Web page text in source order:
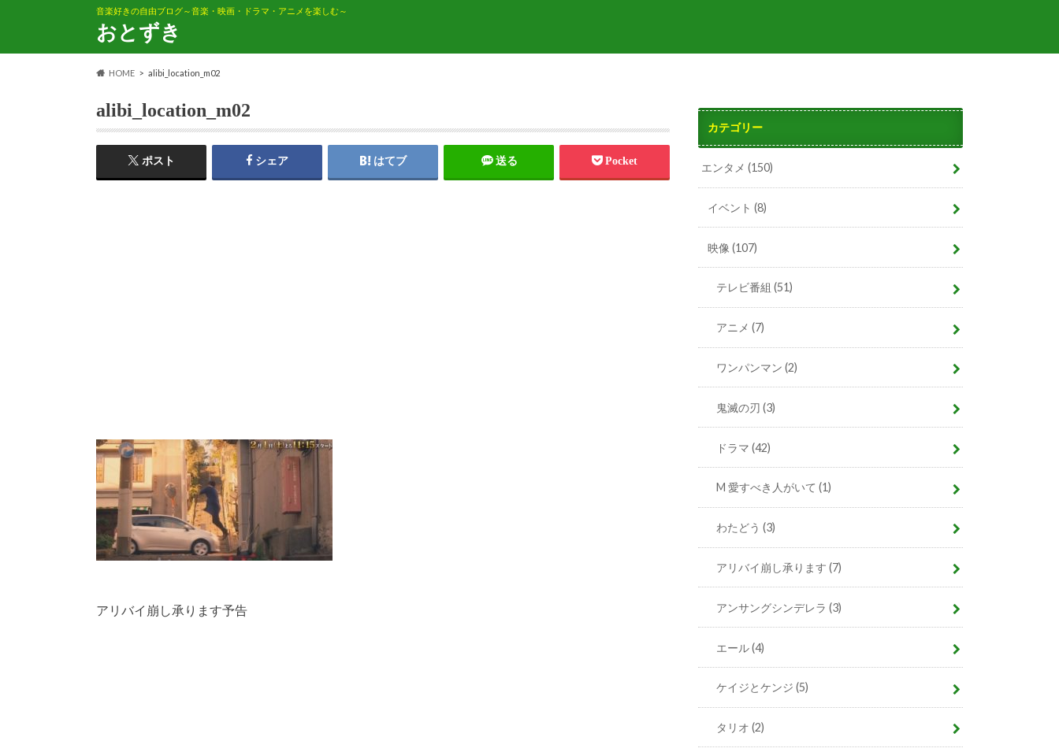
音楽好きの自由ブログ～音楽・映画・ドラマ・アニメを楽しむ～
おとずき
HOME alibi_location_m02
alibi_location_m02
ポスト シェア はてブ 送る Pocket
アリバイ崩し承ります予告
カテゴリー
エンタメ(150)
イベント (8)
映像 (107)
テレビ番組(51)
アニメ(7)
ワンパンマン(2)
鬼滅の刃(3)
ドラマ(42)
M 愛すべき人がいて(1)
わたどう(3)
アリバイ崩し承ります(7)
アンサングシンデレラ(3)
エール(4)
ケイジとケンジ(5)
タリオ(2)